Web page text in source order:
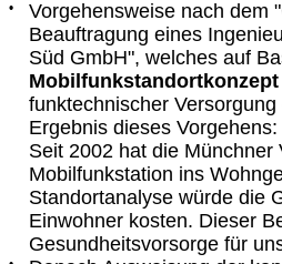
•
Vorgehensweise nach dem
Beauftragung eines
Süd GmbH", welches auf
funktechnischer
Ergebnis dieses Vorgehens:
Seit 2002 hat die
Mobilfunkstation ins
Standortanalyse würde die
Einwohner kosten. Dieser
Gesundheitsvorsorge für